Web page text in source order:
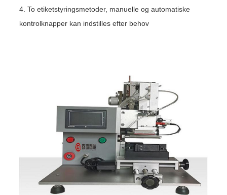
4. To etiketstyringsmetoder, manuelle og automatiske
kontrolknapper kan indstilles efter behov